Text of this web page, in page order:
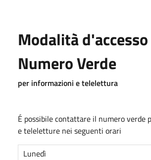
Modalità d'accesso
Numero Verde
per informazioni e telelettura
É possibile contattare il numero verde
e teleletture nei seguenti orari
Lunedì